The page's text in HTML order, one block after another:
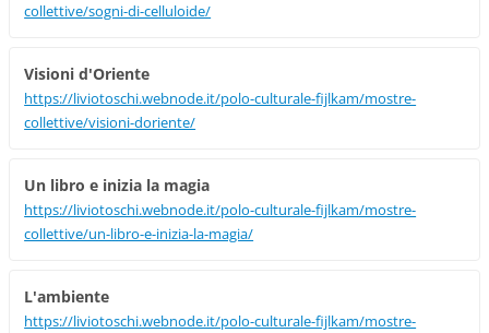
collettive/sogni-di-celluloide/
Visioni d'Oriente
https://liviotoschi.webnode.it/polo-culturale-fijlkam/mostre-
collettive/visioni-doriente/
Un libro e inizia la magia
https://liviotoschi.webnode.it/polo-culturale-fijlkam/mostre-
collettive/un-libro-e-inizia-la-magia/
L'ambiente
https://liviotoschi.webnode.it/polo-culturale-fijlkam/mostre-